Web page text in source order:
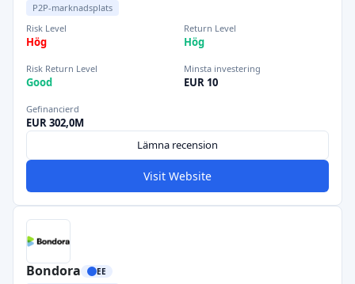
P2P-marknadsplats
Risk Level
Hög
Return Level
Hög
Risk Return Level
Good
Minsta investering
EUR 10
Gefinancierd
EUR 302,0M
Lämna recension
Visit Website
Bondora EE